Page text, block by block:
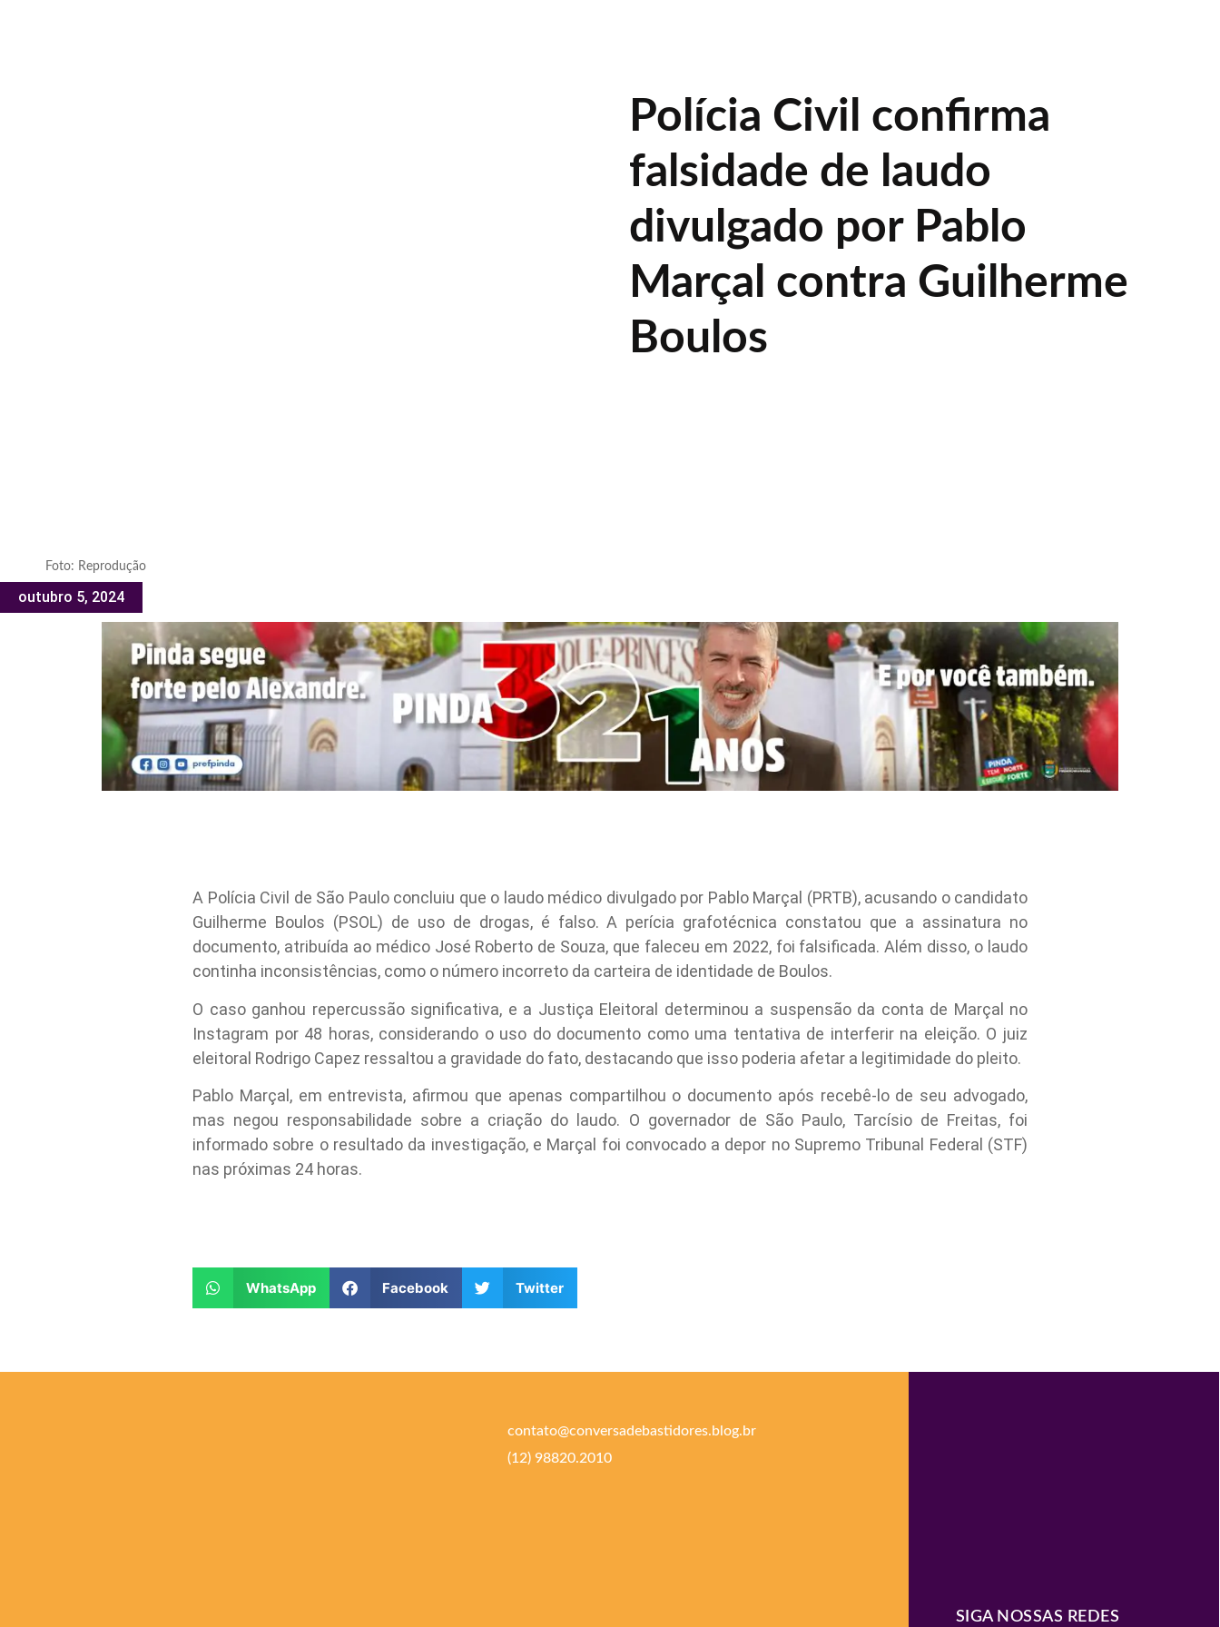
Foto: Reprodução
outubro 5, 2024
Polícia Civil confirma
falsidade de laudo
divulgado por Pablo
Marçal contra Guilherme
Boulos
A Polícia Civil de São Paulo concluiu que o laudo médico divulgado por Pablo Marçal (PRTB), acusando o candidato
Guilherme Boulos (PSOL) de uso de drogas, é falso. A perícia grafotécnica constatou que a assinatura no
documento, atribuída ao médico José Roberto de Souza, que faleceu em 2022, foi falsificada. Além disso, o laudo
continha inconsistências, como o número incorreto da carteira de identidade de Boulos.
O caso ganhou repercussão significativa, e a Justiça Eleitoral determinou a suspensão da conta de Marçal no
Instagram por 48 horas, considerando o uso do documento como uma tentativa de interferir na eleição. O juiz
eleitoral Rodrigo Capez ressaltou a gravidade do fato, destacando que isso poderia afetar a legitimidade do pleito.
Pablo Marçal, em entrevista, afirmou que apenas compartilhou o documento após recebê-lo de seu advogado,
mas negou responsabilidade sobre a criação do laudo. O governador de São Paulo, Tarcísio de Freitas, foi
informado sobre o resultado da investigação, e Marçal foi convocado a depor no Supremo Tribunal Federal (STF)
nas próximas 24 horas.
WhatsApp Facebook Twitter
contato@conversadebastidores.blog.br
(12) 98820.2010
SIGA NOSSAS REDES